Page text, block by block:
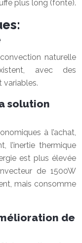
plus long (fonte).
naturelle
avec des
variables.
solution
à l’achat,
l’inertie thermique
est plus élevée
de 1500W
mais consomme
de